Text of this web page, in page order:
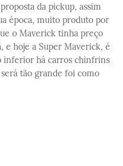
da pickup, assim
época, muito produto por
o Maverick tinha preço
e hoje a Super Maverick, é
inferior há carros chinfrins
será tão grande foi como